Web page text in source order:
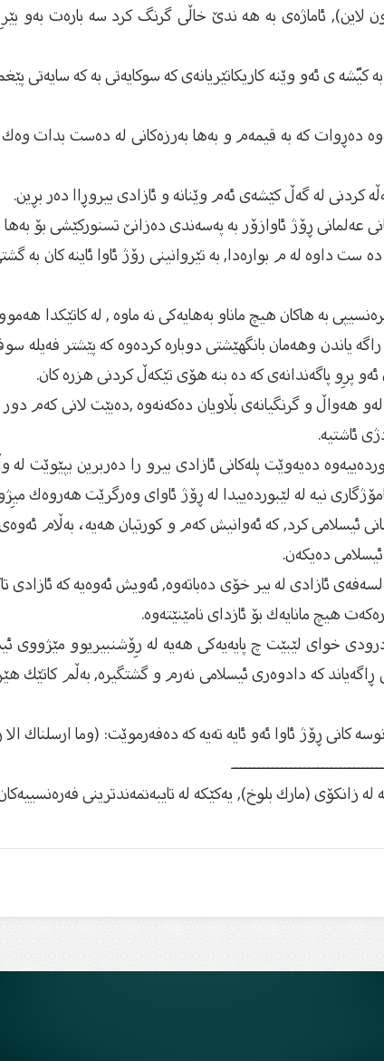
لاین), ئاماژه‌ى به‌ هه‌ ندێ خاڵى گرنگ كرد سه‌ باره‌ت به‌و
ى ئه‌و وێنه‌ كاریكاتێریانه‌ى كه‌ سوكایه‌تى به‌ كه‌ سایه‌تى
ده‌ڕوات كه‌ به‌ قیمه‌م و به‌ها به‌رزه‌كانی له‌ ده‌ست بدات وه‌ك
كردنى له‌ گه‌ڵ كێشه‌ى ئه‌م وێنانه‌ و ئازادى بیروڕاا ده‌ر بڕین.
عه‌لمانى ڕۆژ ئاوازۆر به‌ په‌سه‌ندى ده‌زانێ تسنوركێشى بۆ
ست داوه‌ له‌ م بواره‌دا, به‌ تێروانینى رۆژ ئاوا ئاینه‌ كان
به‌ هاكان هیچ ماناو به‌هایه‌كى نه‌ ماوه‌ , له‌ كاتێكدا
یاندن وهه‌مان بانگهێشتى دوباره‌ كرده‌وه‌ كه‌ پێشتر فه‌یله‌
پرِو پاگه‌ندانه‌ى كه‌ ده‌ بنه‌ هۆى تێكه‌ڵ كردنى هزره‌ كان.
له‌و هه‌واڵ و گرنگیانه‌ی بڵاویان ده‌كه‌نه‌وه‌ ,ده‌بێت لانى كه‌م
ئاشتیه‌.
ده‌یه‌وێت پله‌كانى ئازادى بیرو را ده‌ربرین بپێوێت
نیه‌ له‌ لێبورده‌ییدا له‌ ڕۆژ ئاواى وه‌رگرێت هه‌روه‌ك
ئیسلامى كرد, كه‌ ئه‌وانیش كه‌م و كورتیان هه‌یه، به‌ڵام
ده‌یكه‌ن.‌
ئازادى له‌ بیر خۆى ده‌باته‌وه‌, ئه‌ویش ئه‌وه‌یه‌ كه‌
هیچ مانایه‌ك بۆ ئازدای نامێنێته‌وه‌.
خواى لێبێت چ پایه‌یه‌كى هه‌یه‌ له‌ رِۆشنبیریوو مێژووى
ڕاگه‌یاند كه‌ دادوه‌رى ئیسلامى نه‌رم و گشتگیره‌, به‌ڵم
كانى ڕۆژ ئاوا ئه‌و ئایه‌ ته‌یه‌ كه‌ ده‌فه‌رموێت: (وما ارسلناك
زانكۆى (مارك بلوخ), یه‌كێكه‌‌ له‌ تایبه‌تمه‌ندترینی